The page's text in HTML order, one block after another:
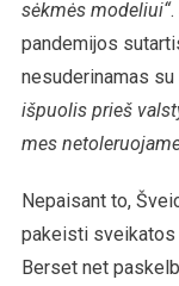
sėkmės modeliui“
pandemijos
nesuderinamas
išpuolis prieš
mes
Nepaisant to,
pakeisti sveikatos
Berset net